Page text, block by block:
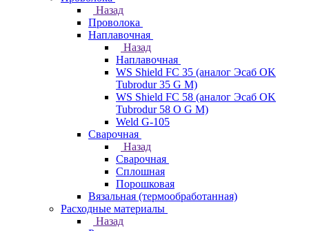
Назад
Проволока
Наплавочная
Назад
Наплавочная
WS Shield FC 35 (аналог Эсаб OK
Tubrodur 35 G M)
WS Shield FC 58 (аналог Эсаб OK
Tubrodur 58 O G M)
Weld G-105
Сварочная
Назад
Сварочная
Сплошная
Порошковая
Вязальная (термообработанная)
Расходные материалы
Назад